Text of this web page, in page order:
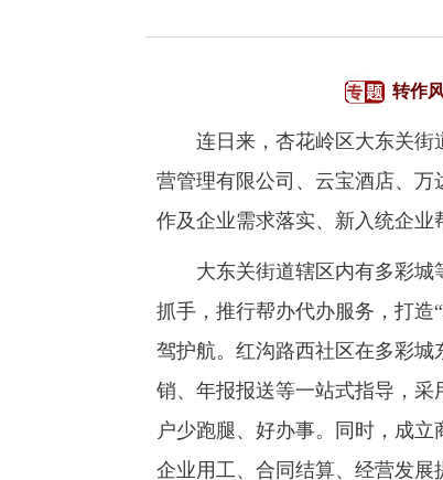
转作
连日来，杏花岭区大东关街
营管理有限公司、云宝酒店、
作及企业需求落实、新入统企业
大东关街道辖区内有多彩城
抓手，推行帮办代办服务，打造
驾护航。红沟路西社区在多彩
销、年报报送等一站式指导，
户少跑腿、好办事。同时，成
企业用工、合同结算、经营发